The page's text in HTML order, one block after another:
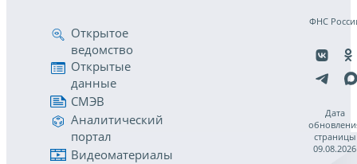
Открытое
ведомство
Открытые
данные
СМЭВ
Аналитический
портал
Видеоматериалы
ФНС
Дата
страницы
09.08.2026